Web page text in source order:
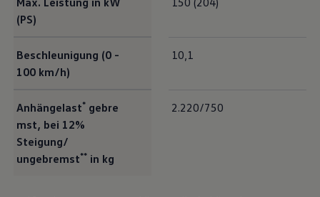
(PS)
Beschleunigung (0 -
100 km/h)
10,1
Anhängelast*gebre
mst, bei 12%
Steigung/
ungebremst**in kg
2.220/750